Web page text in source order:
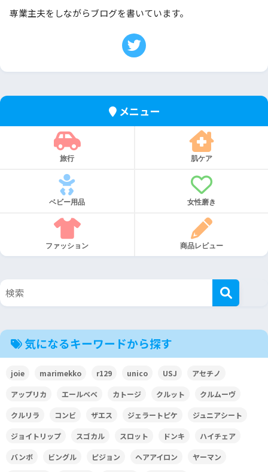
専業主夫をしながらブログを書いています。
メニュー
旅行 肌ケア
ベビー用品 女性磨き
ファッション 商品レビュー
気になるキーワードから探す
joie marimekko r129 unico USJ アセチノ
アップリカ エールベベ カトージ クルット クルムーヴ
クルリラ コンビ ザエス ジェラートピケ ジュニアシート
ジョイトリップ スゴカル スロット ドンキ ハイチェア
バンボ ビングル ピジョン ヘアアイロン ヤーマン